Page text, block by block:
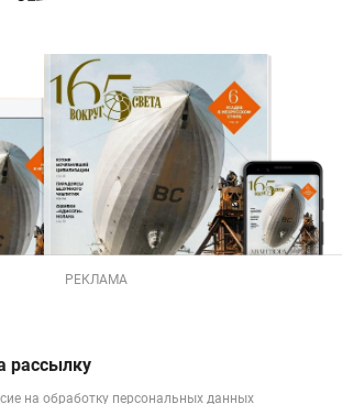
РЕКЛАМА
рассылку
на обработку персональных данных